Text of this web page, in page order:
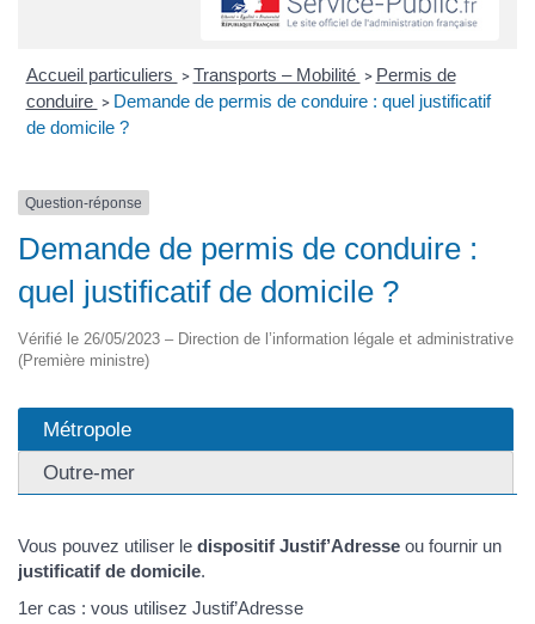
Accueil particuliers > Transports – Mobilité > Permis de
conduire > Demande de permis de conduire : quel justificatif
de domicile ?
Question-réponse
Demande de permis de conduire :
quel justificatif de domicile ?
Vérifié le 26/05/2023 – Direction de l’information légale et administrative
(Première ministre)
Métropole
Outre-mer
Vous pouvez utiliser le dispositif Justif’Adresse ou fournir un
justificatif de domicile.
1er cas : vous utilisez Justif’Adresse